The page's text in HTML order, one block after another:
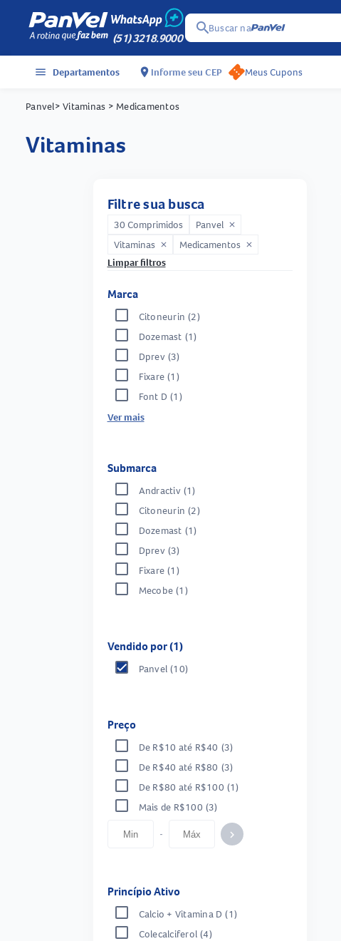
(51) 3218.9000
searchBuscar na
menu Departamentos location_on Informe seu CEP Meus Cupons
Panvel> Vitaminas > Medicamentos
vitaminas
Filtre sua busca
30 Comprimidos Panvel close
Vitaminas close Medicamentos close
Limpar filtros
Marca
Citoneurin (2)
Dozemast (1)
Dprev (3)
Fixare (1)
Font D (1)
Ver mais
Submarca
Andractiv (1)
Citoneurin (2)
Dozemast (1)
Dprev (3)
Fixare (1)
Mecobe (1)
Vendido por (1)
Panvel (10)
Preço
De R$10 até R$40 (3)
De R$40 até R$80 (3)
De R$80 até R$100 (1)
Mais de R$100 (3)
- keyboard_arrow_right
Princípio Ativo
Calcio + Vitamina D (1)
Colecalciferol (4)